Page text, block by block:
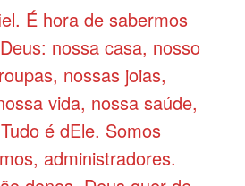
É hora de sabermos
nossa casa, nosso
nossas joias,
vida, nossa saúde,
é dEle. Somos
administradores.